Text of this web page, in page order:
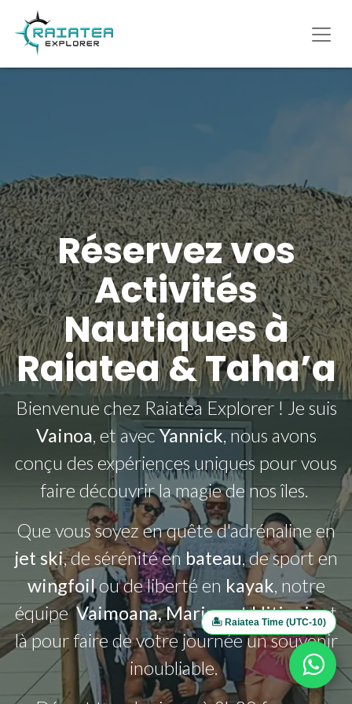
Réservez vos
Activités
Nautiques à
Raiatea & Taha’a
Bienvenue chez Raiatea Explorer ! Je suis
Vainoa, et avecYannick, nous avons
conçu des expériences uniques pour vous
faire découvrir la magie de nos îles.
Que vous soyez en quête d'adrénaline en
jet ski, de sérénité en bateau, de sport en
wingfoilou de liberté en kayak, notre
équipeVaimoana, Marine et Hitinuiest
là pour faire de votre journée un souvenir
inoubliable.
🏝️ Raiatea Time (UTC-10)